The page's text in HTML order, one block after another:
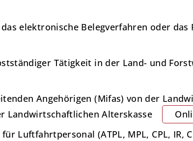
elektronische Belegverfahren oder
Tätigkeit in der Land- und
Angehörigen (Mifas) von der
Landwirtschaftlichen Alterskasse
Luftfahrtpersonal (ATPL, MPL, CPL, IR,